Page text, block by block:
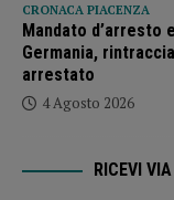
CRONACA PIACENZA
Mandato d’arresto
Germania,
arrestato
4 Agosto 2026
RICEVI